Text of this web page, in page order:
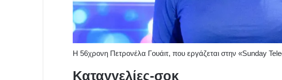
H 56χρονη Πετρονέλα Γουάιτ, που εργάζεται στην «Sunday
Καταγγελίες-σοκ